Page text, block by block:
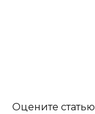
Оцените статью